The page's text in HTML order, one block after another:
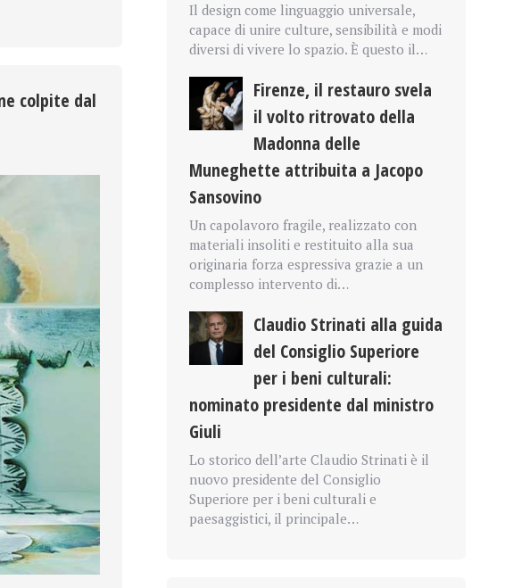
colpite dal
Il design come linguaggio universale,
capace di unire culture, sensibilità e modi
diversi di vivere lo spazio. È questo il…
Firenze, il restauro svela
il volto ritrovato della
Madonna delle
Muneghette attribuita a Jacopo
Sansovino
Un capolavoro fragile, realizzato con
materiali insoliti e restituito alla sua
originaria forza espressiva grazie a un
complesso intervento di…
Claudio Strinati alla guida
del Consiglio Superiore
per i beni culturali:
nominato presidente dal ministro
Giuli
Lo storico dell’arte Claudio Strinati è il
nuovo presidente del Consiglio
Superiore per i beni culturali e
paesaggistici, il principale…